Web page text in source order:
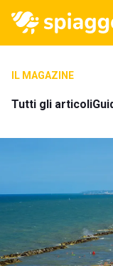
IL MAGAZINE
Tutti gli articoli